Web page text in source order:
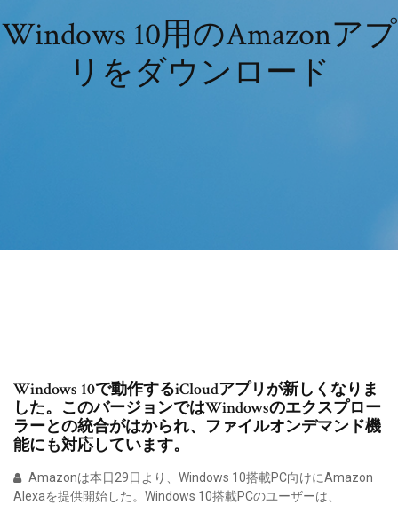
Windows 10用のAmazonアプ
リをダウンロード
Windows 10で動作するiCloudアプリが新しくなりま
した。このバージョンではWindowsのエクスプロー
ラーとの統合がはかられ、ファイルオンデマンド機
能にも対応しています。
Amazonは本日29日より、Windows 10搭載PC向けにAmazon
Alexaを提供開始した。Windows 10搭載PCのユーザーは、